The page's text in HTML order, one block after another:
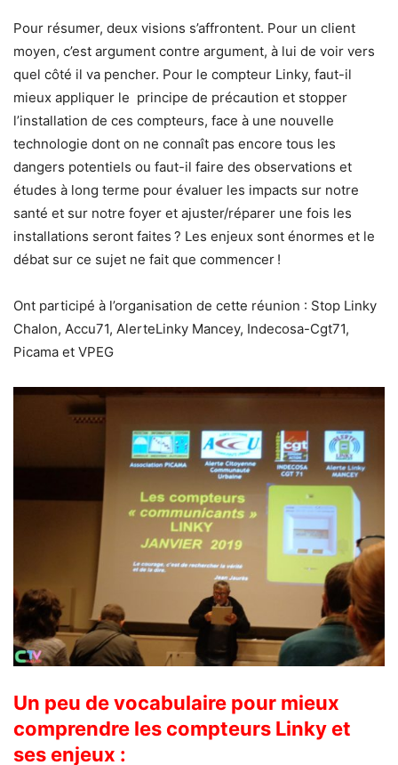
Pour résumer, deux visions s’affrontent. Pour un client
moyen, c’est argument contre argument, à lui de voir vers
quel côté il va pencher. Pour le compteur Linky, faut-il
mieux appliquer le principe de précaution et stopper
l’installation de ces compteurs, face à une nouvelle
technologie dont on ne connaît pas encore tous les
dangers potentiels ou faut-il faire des observations et
études à long terme pour évaluer les impacts sur notre
santé et sur notre foyer et ajuster/réparer une fois les
installations seront faites ? Les enjeux sont énormes et le
débat sur ce sujet ne fait que commencer !
Ont participé à l’organisation de cette réunion : Stop Linky
Chalon, Accu71, AlerteLinky Mancey, Indecosa-Cgt71,
Picama et VPEG
Un peu de vocabulaire pour mieux
comprendre les compteurs Linky et
ses enjeux :